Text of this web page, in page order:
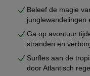
Beleef de magie
junglewandelingen
Ga op avontuur
stranden en
Surfles aan de
door Atlantisch